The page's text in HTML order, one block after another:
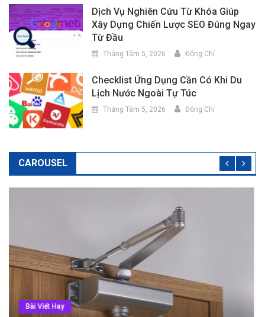
Dịch Vụ Nghiên Cứu Từ Khóa Giúp
Xây Dựng Chiến Lược SEO Đúng Ngay
Từ Đầu
Tháng Tám 5, 2026 Đông Chí
Checklist Ứng Dụng Cần Có Khi Du
Lịch Nước Ngoài Tự Túc
Tháng Tám 5, 2026 Đông Chí
CAROUSEL
Bài Viết Hay